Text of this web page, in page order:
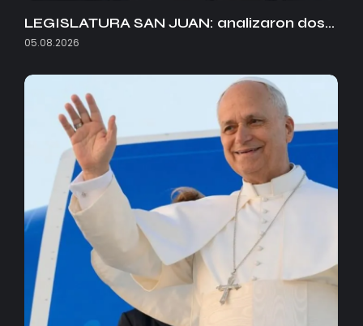
LEGISLATURA SAN JUAN: analizaron dos…
05.08.2026